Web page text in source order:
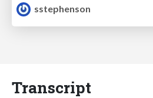
sstephenson
Transcript